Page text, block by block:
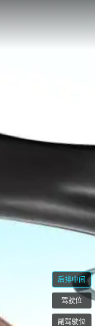
后排中间
驾驶位
副驾驶位